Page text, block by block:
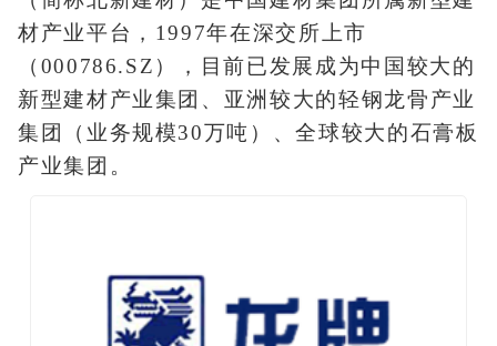
材产业平台，1997年在深交所上市
（000786.SZ），目前已发展成为中国较大的
新型建材产业集团、亚洲较大的轻钢龙骨产业
集团（业务规模30万吨）、全球较大的石膏板
产业集团。